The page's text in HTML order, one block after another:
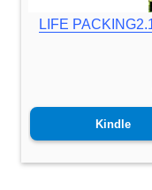
LIFE
Kindle